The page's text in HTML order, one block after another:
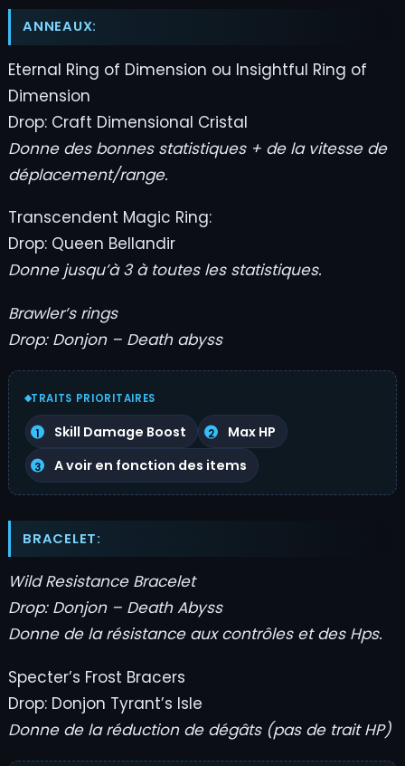
ANNEAUX:
Eternal Ring of Dimension ou Insightful Ring of
Dimension
Drop: Craft Dimensional Cristal
Donne des bonnes statistiques + de la vitesse de
déplacement/range.
Transcendent Magic Ring:
Drop: Queen Bellandir
Donne jusqu’à 3 à toutes les statistiques.
Brawler’s rings
Drop: Donjon – Death abyss
TRAITS PRIORITAIRES
Skill Damage Boost
Max HP
A voir en fonction des items
BRACELET:
Wild Resistance Bracelet
Drop: Donjon – Death Abyss
Donne de la résistance aux contrôles et des Hps.
Specter’s Frost Bracers
Drop: Donjon Tyrant’s Isle
Donne de la réduction de dégâts (pas de trait HP)